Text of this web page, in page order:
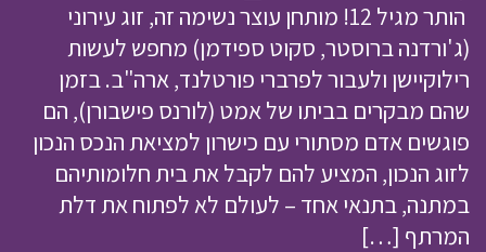
הותר מגיל 12! מותחן עוצר נשימה זה, זוג עירוני
(ג'ורדנה ברוסטר, סקוט ספידמן) מחפש לעשות
רילוקיישן ולעבור לפרברי פורטלנד, ארה"ב. בזמן
שהם מבקרים בביתו של אמט (לורנס פישבורן), הם
פוגשים אדם מסתורי עם כישרון למציאת הנכס הנכון
לזוג הנכון, המציע להם לקבל את בית חלומותיהם
במתנה, בתנאי אחד – לעולם לא לפתוח את דלת
המרתף […]